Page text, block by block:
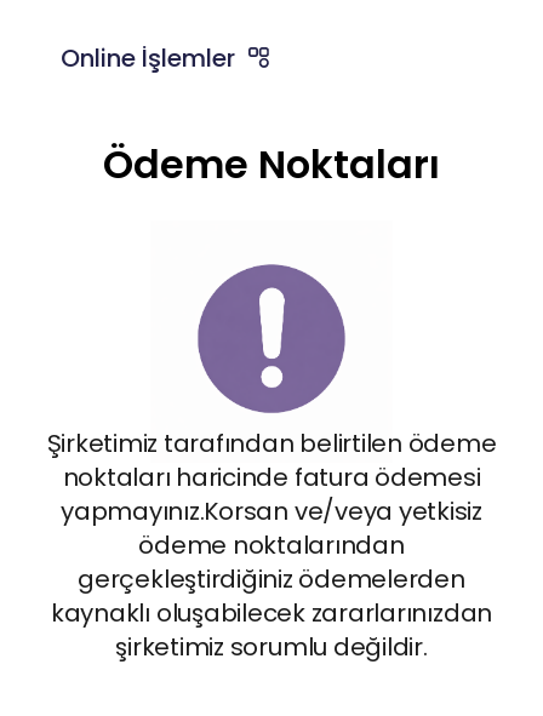
Online İşlemler
Ödeme Noktaları
Şirketimiz tarafından belirtilen ödeme
noktaları haricinde fatura ödemesi
yapmayınız.Korsan ve/veya yetkisiz
ödeme noktalarından
gerçekleştirdiğiniz ödemelerden
kaynaklı oluşabilecek zararlarınızdan
şirketimiz sorumlu değildir.